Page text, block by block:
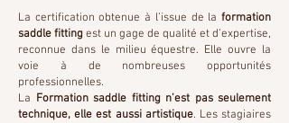
La certification obtenue à l’issue de la formation
saddle fittingest un gage de qualité et d’expertise,
reconnue dans le milieu équestre. Elle ouvre la
voie à de nombreuses opportunités
professionnelles.
La Formation saddle fitting n’est pas seulement
technique, elle est aussi artistique. Les stagiaires